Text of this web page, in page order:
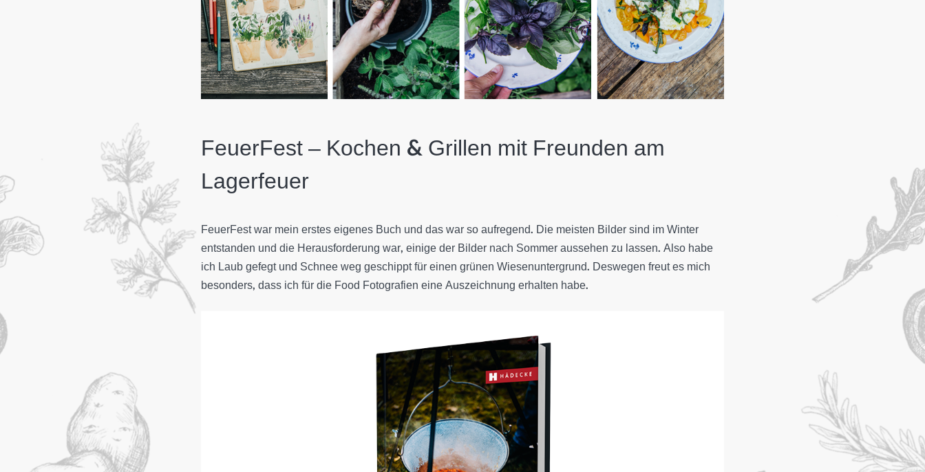
FeuerFest – Kochen & Grillen mit Freunden am
Lagerfeuer
FeuerFest war mein erstes eigenes Buch und das war so aufregend. Die meisten Bilder sind im Winter
entstanden und die Herausforderung war, einige der Bilder nach Sommer aussehen zu lassen. Also habe
ich Laub gefegt und Schnee weg geschippt für einen grünen Wiesenuntergrund. Deswegen freut es mich
besonders, dass ich für die Food Fotografien eine Auszeichnung erhalten habe.